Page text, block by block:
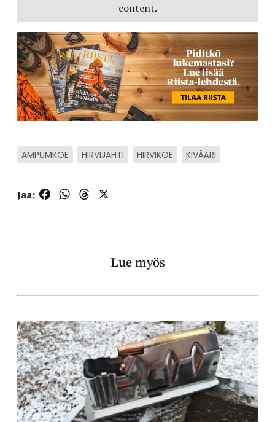
content.
AMPUMKOE HIRVIJAHTI HIRVIKOE KIVÄÄRI
Jaa: FacebookWhatsApp
Threads
Lue myös